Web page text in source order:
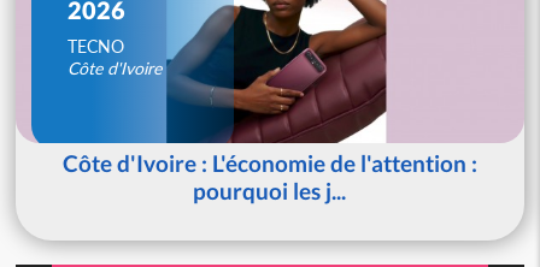
2026
TECNO
Côte d'Ivoire
Côte d'Ivoire : L'économie de l'attention :
pourquoi les j...